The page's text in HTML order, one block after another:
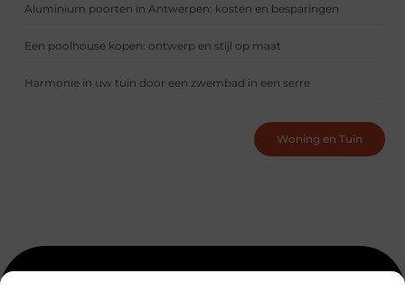
Aluminium poorten in Antwerpen: kosten en besparingen
Een poolhouse kopen: ontwerp en stijl op maat
Harmonie in uw tuin door een zwembad in een serre
Woning en Tuin